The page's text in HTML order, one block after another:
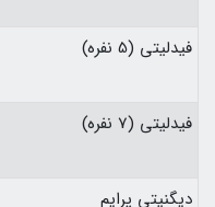
فیدلیتی (5 نفره)
فیدلیتی (7 نفره)
دیگنیتی پرایم